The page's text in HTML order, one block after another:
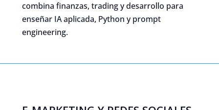
combina finanzas, trading y desarrollo para
enseñar IA aplicada, Python y prompt
engineering.